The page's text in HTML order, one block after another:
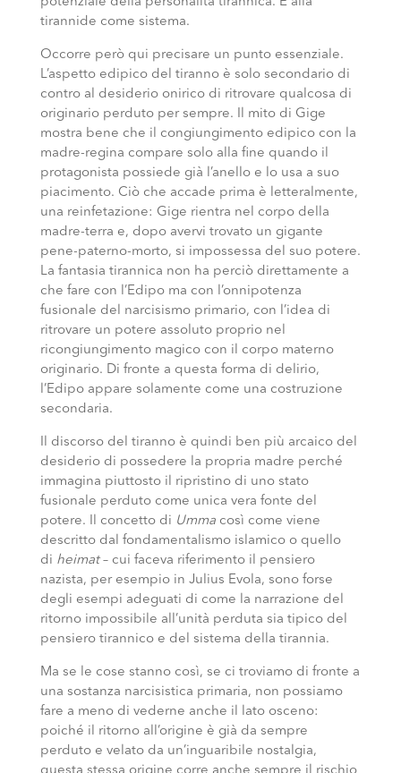
tirannide come sistema.
Occorre però qui precisare un punto essenziale.
L’aspetto edipico del tiranno è solo secondario di
contro al desiderio onirico di ritrovare qualcosa di
originario perduto per sempre. Il mito di Gige
mostra bene che il congiungimento edipico con la
madre-regina compare solo alla fine quando il
protagonista possiede già l’anello e lo usa a suo
piacimento. Ciò che accade prima è letteralmente,
una reinfetazione: Gige rientra nel corpo della
madre-terra e, dopo avervi trovato un gigante
pene-paterno-morto, si impossessa del suo potere.
La fantasia tirannica non ha perciò direttamente a
che fare con l’Edipo ma con l’onnipotenza
fusionale del narcisismo primario, con l’idea di
ritrovare un potere assoluto proprio nel
ricongiungimento magico con il corpo materno
originario. Di fronte a questa forma di delirio,
l’Edipo appare solamente come una costruzione
secondaria.
Il discorso del tiranno è quindi ben più arcaico del
desiderio di possedere la propria madre perché
immagina piuttosto il ripristino di uno stato
fusionale perduto come unica vera fonte del
potere. Il concetto di Umma così come viene
descritto dal fondamentalismo islamico o quello
di heimat – cui faceva riferimento il pensiero
nazista, per esempio in Julius Evola, sono forse
degli esempi adeguati di come la narrazione del
ritorno impossibile all’unità perduta sia tipico del
pensiero tirannico e del sistema della tirannia.
Ma se le cose stanno così, se ci troviamo di fronte a
una sostanza narcisistica primaria, non possiamo
fare a meno di vederne anche il lato osceno:
poiché il ritorno all’origine è già da sempre
perduto e velato da un’inguaribile nostalgia,